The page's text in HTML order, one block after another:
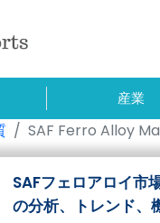
産業
SAF Ferro Alloy
SAFフェロアロイ市
の分析、トレンド